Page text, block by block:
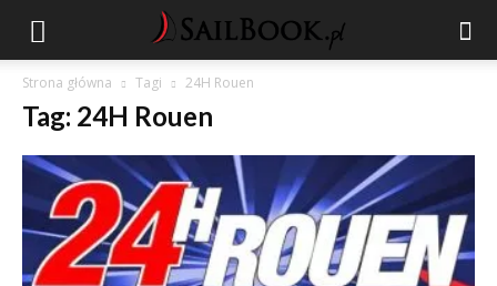
Strona główna Tagi 24H Rouen
Tag: 24H Rouen